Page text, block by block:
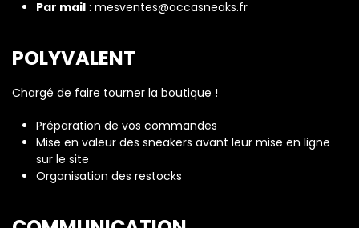
Par mail : mesventes@occasneaks.fr
POLYVALENT
Chargé de faire tourner la boutique !
Préparation de vos commandes
Mise en valeur des sneakers avant leur mise en ligne
sur le site
Organisation des restocks